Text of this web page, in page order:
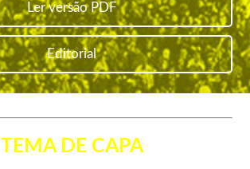
Ler versão PDF
Editorial
TEMA DE CAPA